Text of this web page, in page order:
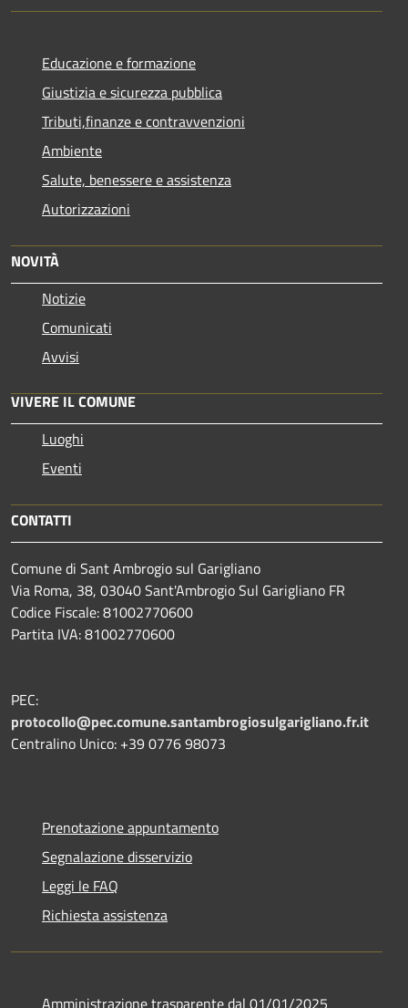
Educazione e formazione
Giustizia e sicurezza pubblica
Tributi,finanze e contravvenzioni
Ambiente
Salute, benessere e assistenza
Autorizzazioni
NOVITÀ
Notizie
Comunicati
Avvisi
VIVERE IL COMUNE
Luoghi
Eventi
CONTATTI
Comune di Sant Ambrogio sul Garigliano
Via Roma, 38, 03040 Sant'Ambrogio Sul Garigliano FR
Codice Fiscale: 81002770600
Partita IVA: 81002770600
PEC:
protocollo@pec.comune.santambrogiosulgarigliano.fr.it
Centralino Unico: +39 0776 98073
Prenotazione appuntamento
Segnalazione disservizio
Leggi le FAQ
Richiesta assistenza
Amministrazione trasparente dal 01/01/2025